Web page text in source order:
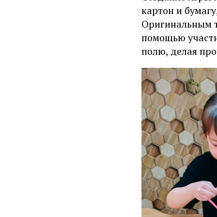
картон и
Оригинальным
помощью
полю, делая